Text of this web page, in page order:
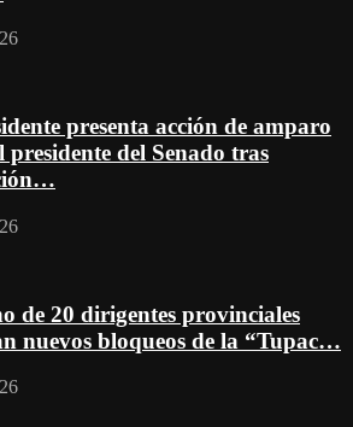
presenta acción de amparo
presidente del Senado tras
de 20 dirigentes provinciales
nuevos bloqueos de la “Tupac…